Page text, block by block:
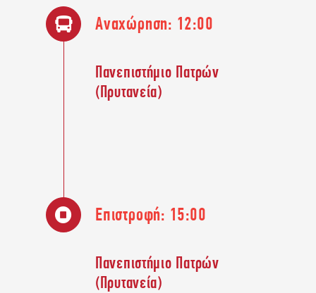
ΕΠΙΚΟΙΝΩΝΙΑ Αναχώρηση: 12:00
Πανεπιστήμιο Πατρών
(Πρυτανεία)
Επιστροφή: 15:00
Πανεπιστήμιο Πατρών
(Πρυτανεία)